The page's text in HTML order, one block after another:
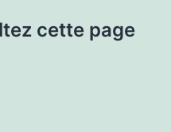
cette page